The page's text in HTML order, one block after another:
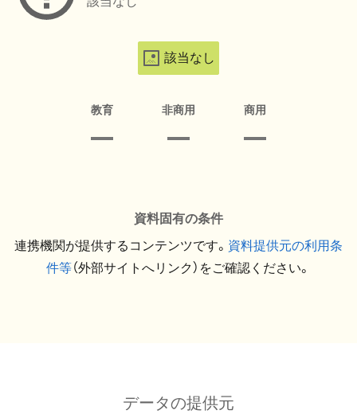
該当なし
教育 非商用 商用
資料固有の条件
連携機関が提供するコンテンツです。 資料提供元の利用条
件等（外部サイトへリンク）をご確認ください。
データの提供元